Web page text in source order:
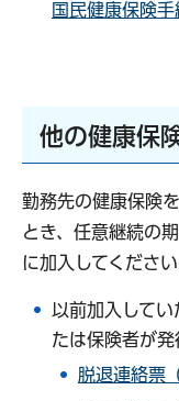
国民健康保険
他の健康保
勤務先の健康保険
とき、任意継続の
に加入してください
以前加入して
たは保険者が発
脱退連絡票